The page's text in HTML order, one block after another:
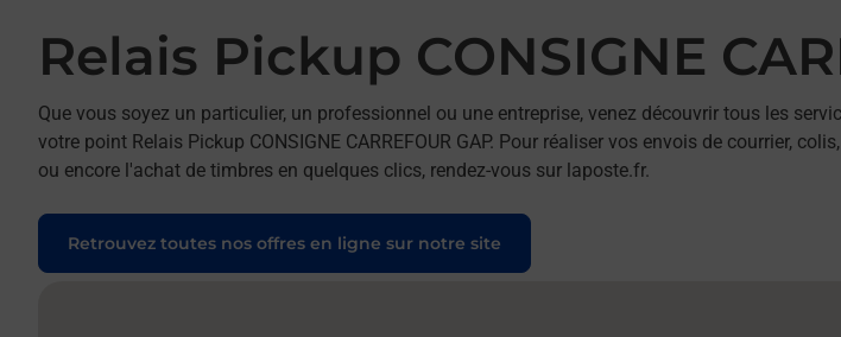
Relais Pickup CONSIGNE
Que vous soyez un particulier, un professionnel ou une entreprise, venez découvrir tous les
votre point Relais Pickup CONSIGNE CARREFOUR GAP. Pour réaliser vos envois de courrier,
ou encore l'achat de timbres en quelques clics, rendez-vous sur laposte.fr.
Retrouvez toutes nos offres en ligne sur notre site